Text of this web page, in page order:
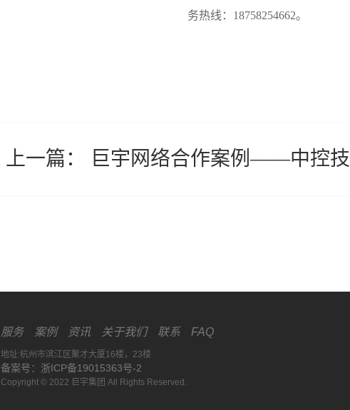
务热线：18758254662。
上一篇： 巨宇网络合作案例——中控
服务 案例 资讯 关于我们 联系 FAQ
地址:杭州市滨江区聚才大厦16楼，23楼
备案号：浙ICP备19015363号-2
Copyright © 2022 巨宇集团 All Rights Reserved.